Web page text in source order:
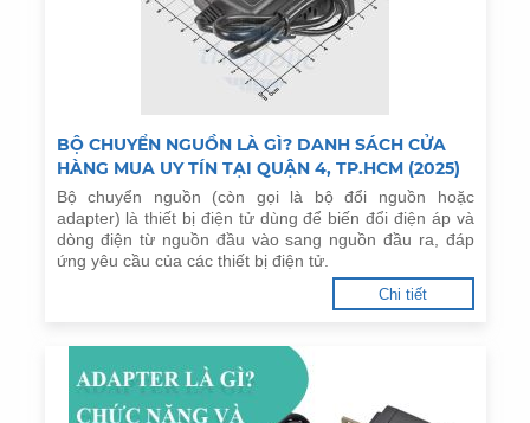
BỘ CHUYỂN NGUỒN LÀ GÌ? DANH SÁCH CỬA
HÀNG MUA UY TÍN TẠI QUẬN 4, TP.HCM (2025)
Bộ chuyển nguồn (còn gọi là bộ đổi nguồn hoặc
adapter) là thiết bị điện tử dùng để biến đổi điện áp và
dòng điện từ nguồn đầu vào sang nguồn đầu ra, đáp
ứng yêu cầu của các thiết bị điện tử.
Chi tiết